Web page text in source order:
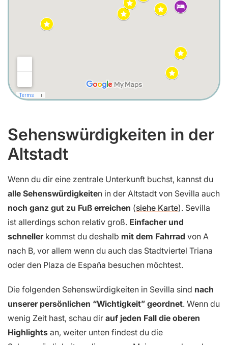
Sehenswürdigkeiten in der
Altstadt
Wenn du dir eine zentrale Unterkunft buchst, kannst du
alle Sehenswürdigkeiten in der Altstadt von Sevilla auch
noch ganz gut zu Fuß erreichen (siehe Karte). Sevilla
ist allerdings schon relativ groß. Einfacher und
schnellerkommst du deshalb mit dem Fahrrad von A
nach B, vor allem wenn du auch das Stadtviertel Triana
oder den Plaza de España besuchen möchtest.
Die folgenden Sehenswürdigkeiten in Sevilla sind nach
unserer persönlichen “Wichtigkeit” geordnet. Wenn du
wenig Zeit hast, schau dir auf jeden Fall die oberen
Highlights an, weiter unten findest du die